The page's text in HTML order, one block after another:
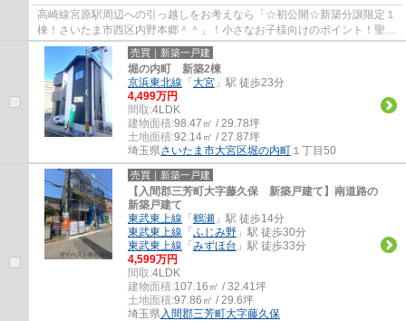
高崎線宮原駅周辺への引っ越しをお考えなら「☆初公開☆新築分譲限定１
棟！さいたま市西区内野本郷＾＾」！小さなお子様向けのポイント！聖学
院大学附属みどり幼稚園が歩いてすぐ徒歩3分...
売買｜新築一戸建
堀の内町 新築2棟
京浜東北線 「 大宮 」駅 徒歩23分
4,499万円
間取:4LDK
建物面積:98.47㎡ / 29.78坪
土地面積:92.14㎡ / 27.87坪
埼玉県さいたま市大宮区堀の内町 １丁目50
売買｜新築一戸建
【入間郡三芳町大字藤久保 新築戸建て】南道路の
新築戸建て
東武東上線 「 鶴瀬 」駅 徒歩14分
東武東上線 「 ふじみ野 」駅 徒歩30分
東武東上線 「 みずほ台 」駅 徒歩33分
4,599万円
間取:4LDK
建物面積:107.16㎡ / 32.41坪
土地面積:97.86㎡ / 29.6坪
埼玉県入間郡三芳町大字藤久保